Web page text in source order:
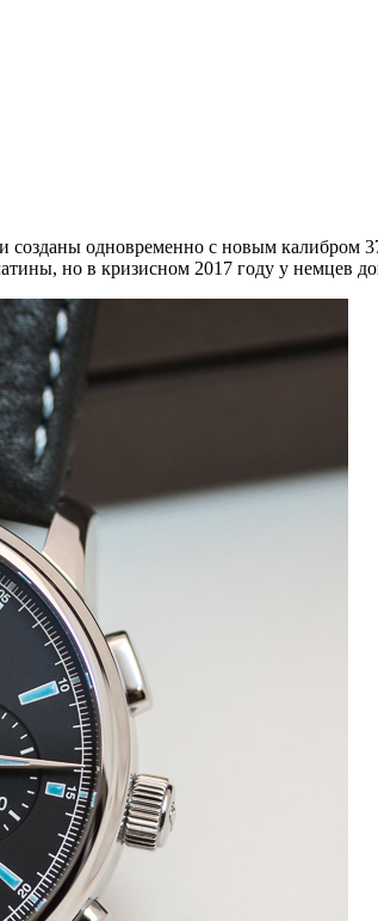
созданы одновременно с новым калибром
но в кризисном 2017 году у немцев